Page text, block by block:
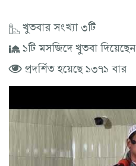
খুতবার সংখ্যা ৩টি
১টি মসজিদে খুতবা দিয়েছেন
প্রদর্শিত হয়েছে ১৩৭১ বার